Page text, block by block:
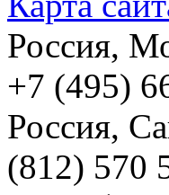
Россия,
+7 (495)
Россия,
(812) 570